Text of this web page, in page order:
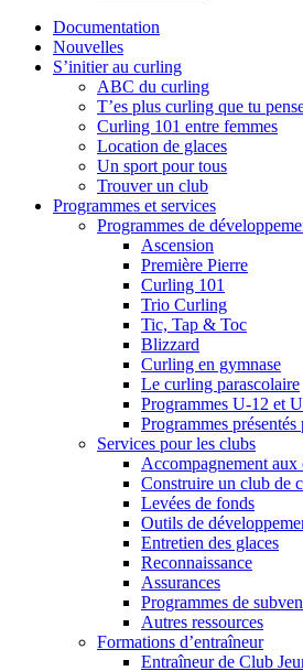
Documentation
Nouvelles
S’initier au curling
ABC du curling
T’es plus curling que tu
Curling 101 entre femmes
Location de glaces
Un sport pour tous
Trouver un club
Programmes et services
Programmes de
Ascension
Première Pierre
Curling 101
Trio Curling
Tic, Tap & Toc
Blizzard
Curling en gymnase
Le curling parascolaire
Programmes U-12 et
Programmes
Services pour les clubs
Accompagnement aux
Construire un club de
Levées de fonds
Outils de
Entretien des glaces
Reconnaissance
Assurances
Programmes de
Autres ressources
Formations d’entraîneur
Entraîneur de Club